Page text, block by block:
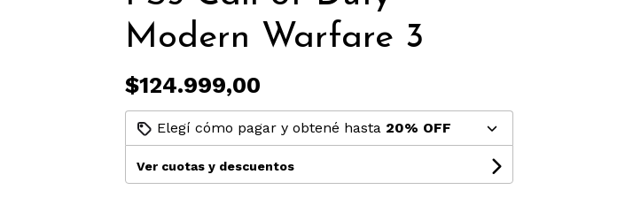
Modern Warfare 3
$124.999,00
Elegí cómo pagar y obtené hasta 20% OFF
Ver cuotas y descuentos